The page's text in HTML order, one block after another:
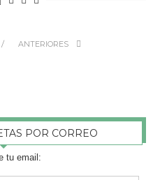
ANTERIORES
POR CORREO
tu email: